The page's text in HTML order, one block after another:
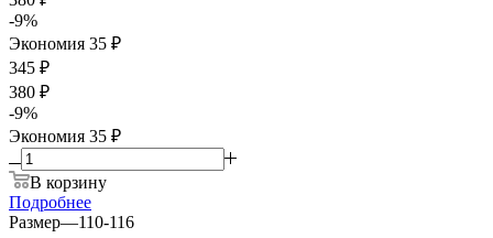
-9%
Экономия 35 ₽
345 ₽
380 ₽
-9%
Экономия 35 ₽
В корзину
Подробнее
Размер—110-116